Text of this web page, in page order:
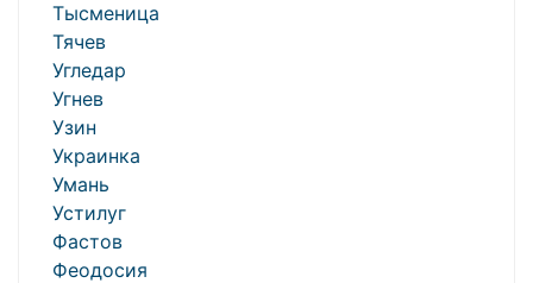
Тысменица
Тячев
Угледар
Угнев
Узин
Украинка
Умань
Устилуг
Фастов
Феодосия